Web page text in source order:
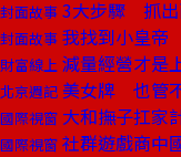
封面故事 3大步驟 抓出
封面故事 我找到小皇
財富線上 減量經營才是
北京週記 美女牌 也管
國際視窗 大和撫子扛
國際視窗 社群遊戲商中